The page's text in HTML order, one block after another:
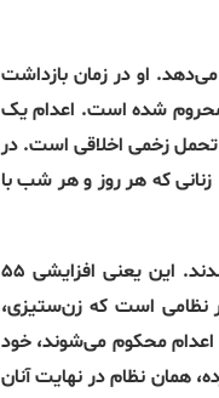
. او در زمان بازداشت
محروم شده است. اعدام یک
تحمل زخمی اخلاقی است. در
زنانی که هر روز و هر شب با
.
این یعنی افزایشی ۵۵
نظامی است که زن‌ستیزی،
اعدام محکوم می‌شوند، خود
همان نظام در نهایت آنان